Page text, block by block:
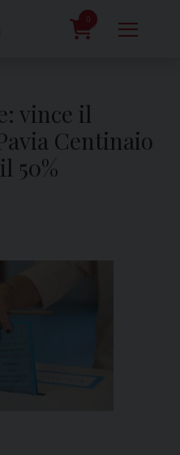
0
vince il
Centinaio
50%